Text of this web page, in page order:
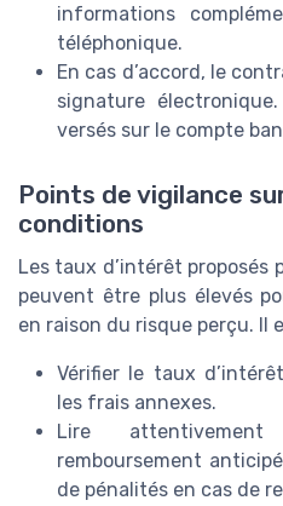
informations
téléphonique.
En cas d’accord, le
signature
versés sur le compte
Points de vigilance
conditions
Les taux d’intérêt proposés
peuvent être plus élevés
en raison du risque perçu. Il
Vérifier le taux
les frais annexes.
Lire
remboursement
de pénalités en cas de